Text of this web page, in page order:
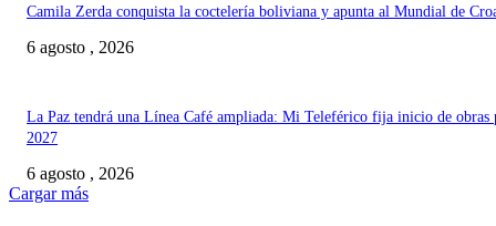
Camila Zerda conquista la coctelería boliviana y apunta al Mundial de
6 agosto , 2026
La Paz tendrá una Línea Café ampliada: Mi Teleférico fija inicio de obras
2027
6 agosto , 2026
Cargar más